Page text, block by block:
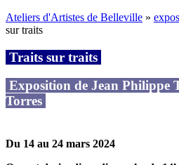
Ateliers d'Artistes de Belleville »
sur traits
Traits sur traits
Exposition de Jean Philippe
Torres‬
Du 14 au 24 mars 2024